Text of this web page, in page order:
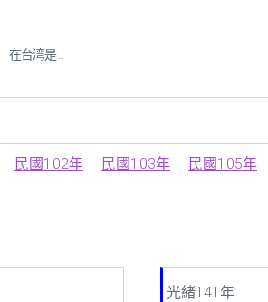
在台湾是 ...
民國102年 民國103年 民國105年
光緒141年